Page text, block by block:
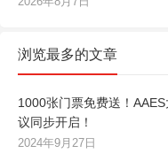
浏览最多的文章
1000张门票免费送！
议同步开启！
2024年9月27日